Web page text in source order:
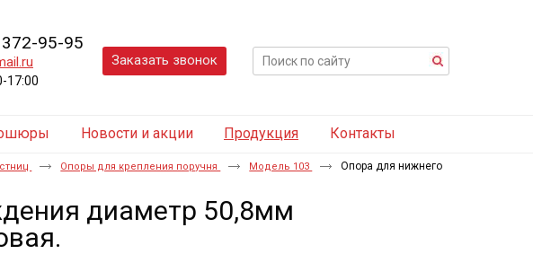
95-95
17:00
Заказать звонок
Новости и акции Продукция Контакты
Опоры для крепления поручня Модель 103
Опора для нижнего
диаметр 50,8мм